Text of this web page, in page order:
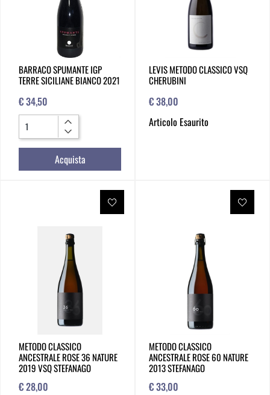
BARRACO SPUMANTE IGP
TERRE SICILIANE BIANCO 2021
€ 34,50
Quantità
Acquista
LEVIS METODO CLASSICO VSQ
CHERUBINI
€ 38,00
Articolo Esaurito
METODO CLASSICO
ANCESTRALE ROSE 36 NATURE
2019 VSQ STEFANAGO
€ 28,00
METODO CLASSICO
ANCESTRALE ROSE 60 NATURE
2013 STEFANAGO
€ 33,00